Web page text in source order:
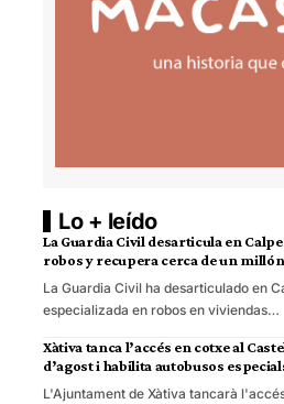
Lo + leído
La Guardia Civil desarticula en
robos y recupera cerca de un
La Guardia Civil ha desarticulado en
especializada en robos en viviendas…
Xàtiva tanca l’accés en cotxe al
d’agost i habilita autobusos
L'Ajuntament de Xàtiva tancarà